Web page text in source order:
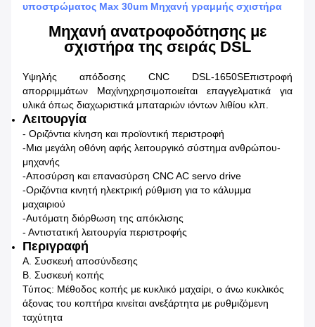
υποστρώματος Max 30um Μηχανή γραμμής σχιστήρα
Μηχανή ανατροφοδότησης με
σχιστήρα της σειράς DSL
Υψηλής απόδοσης CNC DSL-1650SΕπιστροφή
απορριμμάτων Mαχίνηχρησιμοποιείται επαγγελματικά για
υλικά όπως διαχωριστικά μπαταριών ιόντων λιθίου κλπ.
Λειτουργία
- Οριζόντια κίνηση και προϊοντική περιστροφή
-Μια μεγάλη οθόνη αφής λειτουργικό σύστημα ανθρώπου-
μηχανής
-Αποσύρση και επανασύρση CNC AC servo drive
-Οριζόντια κινητή ηλεκτρική ρύθμιση για το κάλυμμα
μαχαιριού
-Αυτόματη διόρθωση της απόκλισης
- Αντιστατική λειτουργία περιστροφής
Περιγραφή
Α. Συσκευή αποσύνδεσης
Β. Συσκευή κοπής
Τύπος: Μέθοδος κοπής με κυκλικό μαχαίρι, ο άνω κυκλικός
άξονας του κοπτήρα κινείται ανεξάρτητα με ρυθμιζόμενη
ταχύτητα